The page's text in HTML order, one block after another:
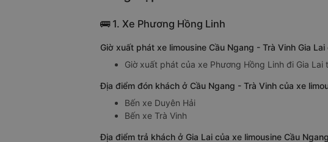
🚌 1. Xe Phương Hồng Linh
Giờ xuất phát xe limousine Cầu Ngang - Trà Vinh Gia
Giờ xuất phát của xe Phương Hồng Linh đi Gia
Địa điểm đón khách ở Cầu Ngang - Trà Vinh của xe
Bến xe Duyên Hải
Bến xe Trà Vinh
Địa điểm trả khách ở Gia Lai của xe limousine Cầu